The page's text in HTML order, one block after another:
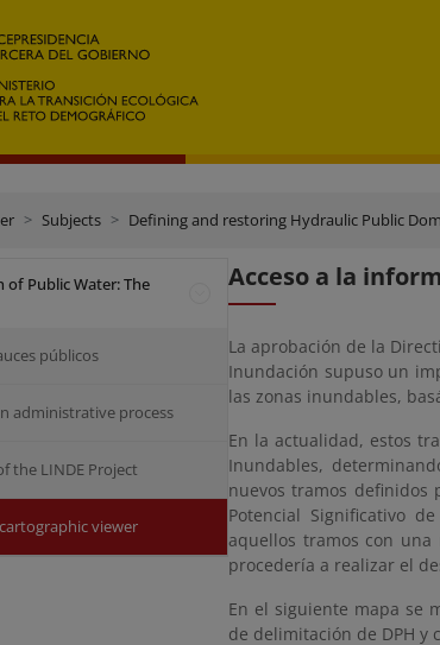
Subjects Defining and restoring Hydraulic Public
Public Water: The
públicos
administrative process
the LINDE Project
viewer
Acceso a la
La aprobación de la
Inundación supuso un
las zonas inundables,
En la actualidad, estos
Inundables,
nuevos tramos definidos
Potencial Significativo
aquellos tramos con
procedería a realizar el
En el siguiente mapa se
de delimitación de DPH y